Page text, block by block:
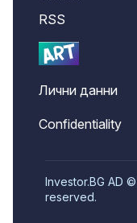
RSS
Лични данни
Confidentiality
Investor.BG AD
reserved.